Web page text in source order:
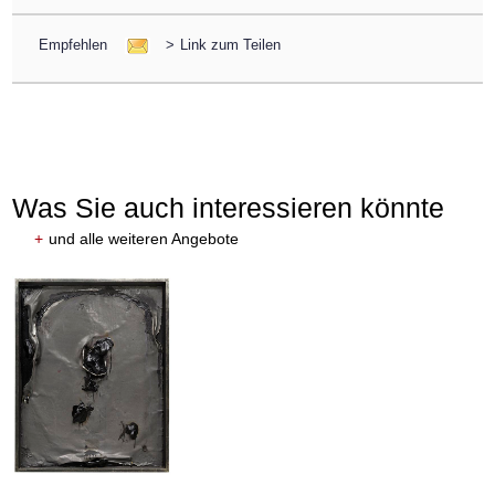
Empfehlen > Link zum Teilen
Was Sie auch interessieren könnte
+ und alle weiteren Angebote